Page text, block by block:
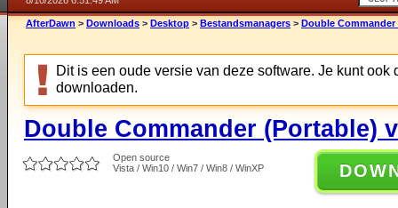
AfterDawn > Downloads > Desktop > Bestandsmanagers > Double Commander
Dit is een oude versie van deze software. Je kunt ook
downloaden.
Double Commander (Portable)
Open source
Vista / Win10 / Win7 / Win8 / WinXP